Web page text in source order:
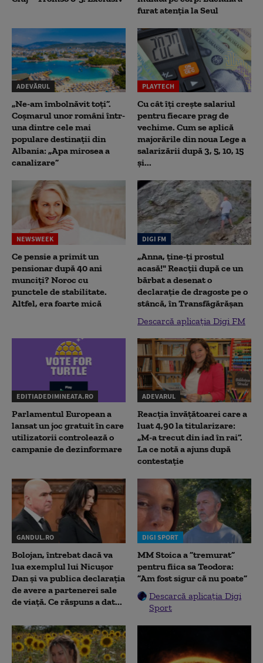
furat atenția la Seul
ADEVĂRUL
„Ne-am îmbolnăvit toți”.
Coșmarul unor români într-
una dintre cele mai
populare destinații din
Albania: „Apa mirosea a
canalizare”
PLAYTECH
Cu cât îți crește salariul
pentru fiecare prag de
vechime. Cum se aplică
majorările din noua Lege a
salarizării după 3, 5, 10, 15
și...
NEWSWEEK
Ce pensie a primit un
pensionar după 40 ani
munciți? Noroc cu
punctele de stabilitate.
Altfel, era foarte mică
DIGI FM
„Anna, ţine-ţi prostul
acasă!" Reacţii după ce un
bărbat a desenat o
declaraţie de dragoste pe o
stâncă, în Transfăgărăşan
Descarcă aplicația Digi FM
EDITIADEDIMINEATA.RO
Parlamentul European a
lansat un joc gratuit în care
utilizatorii controlează o
campanie de dezinformare
ADEVARUL
Reacția învățătoarei care a
luat 4,90 la titularizare:
„M-a trecut din iad în rai”.
La ce notă a ajuns după
contestație
GANDUL.RO
Bolojan, întrebat dacă va
lua exemplul lui Nicușor
Dan și va publica declarația
de avere a partenerei sale
de viață. Ce răspuns a dat...
DIGI SPORT
MM Stoica a ”tremurat”
pentru fiica sa Teodora:
”Am fost sigur că nu poate”
Descarcă aplicația Digi
Sport